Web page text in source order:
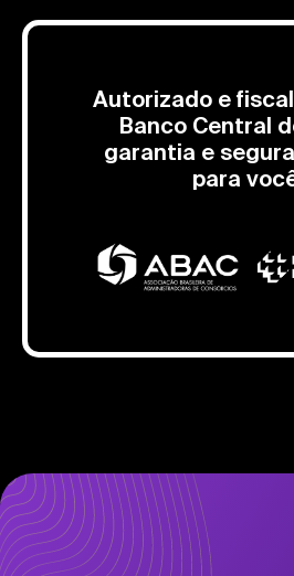
Autorizado e
Banco Central
garantia e
para